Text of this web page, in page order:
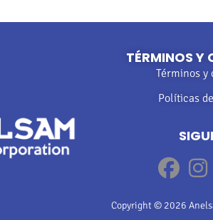
TÉRMINOS Y
Términos y
Políticas
Copyright © 2026